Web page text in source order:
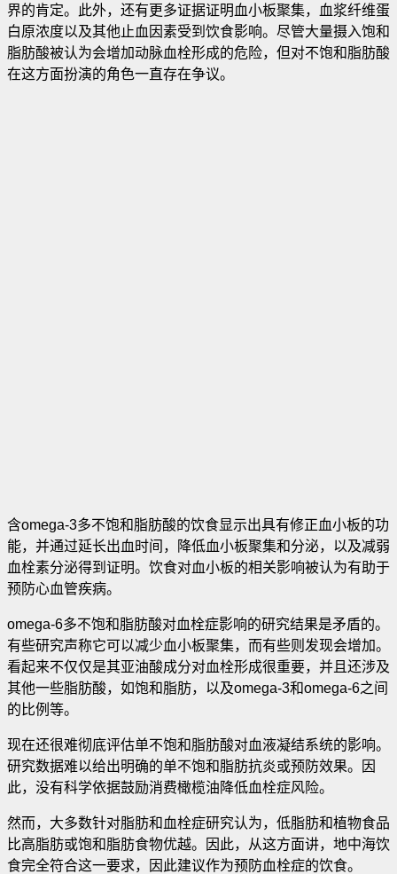
界的肯定。此外，还有更多证据证明血小板聚集，血浆纤维蛋
白原浓度以及其他止血因素受到饮食影响。尽管大量摄入饱和
脂肪酸被认为会增加动脉血栓形成的危险，但对不饱和脂肪酸
在这方面扮演的角色一直存在争议。
含omega-3多不饱和脂肪酸的饮食显示出具有修正血小板的功
能，并通过延长出血时间，降低血小板聚集和分泌，以及减弱
血栓素分泌得到证明。饮食对血小板的相关影响被认为有助于
预防心血管疾病。
omega-6多不饱和脂肪酸对血栓症影响的研究结果是矛盾的。
有些研究声称它可以减少血小板聚集，而有些则发现会增加。
看起来不仅仅是其亚油酸成分对血栓形成很重要，并且还涉及
其他一些脂肪酸，如饱和脂肪，以及omega-3和omega-6之间
的比例等。
现在还很难彻底评估单不饱和脂肪酸对血液凝结系统的影响。
研究数据难以给出明确的单不饱和脂肪抗炎或预防效果。因
此，没有科学依据鼓励消费橄榄油降低血栓症风险。
然而，大多数针对脂肪和血栓症研究认为，低脂肪和植物食品
比高脂肪或饱和脂肪食物优越。因此，从这方面讲，地中海饮
食完全符合这一要求，因此建议作为预防血栓症的饮食。